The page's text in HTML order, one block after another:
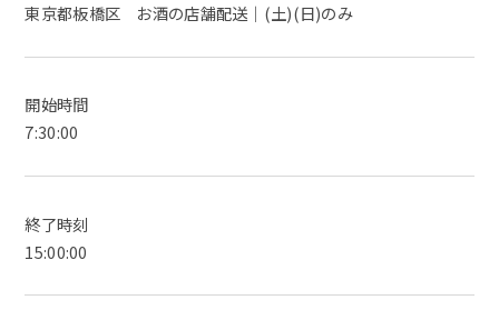
東京都板橋区 お酒の店舗配送｜(土)(日)のみ
開始時間
7:30:00
終了時刻
15:00:00